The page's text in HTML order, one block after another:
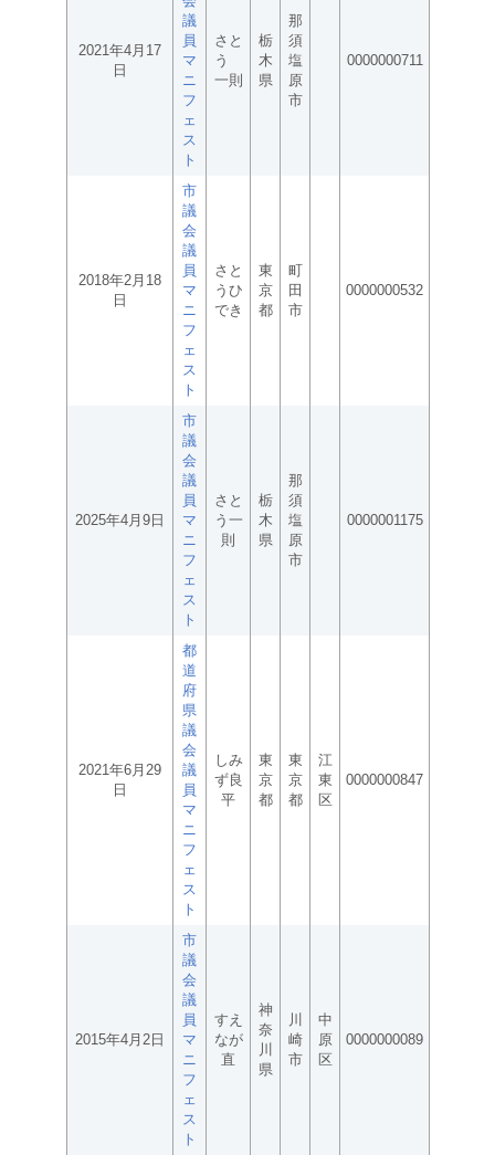
2021年4月17
日
議
員
マ
ニ
フ
ェ
ス
ト
さと
う
一則
栃
木
県
那
須
塩
原
市
0000000711
2018年2月18
日
市
議
会
議
員
マ
ニ
フ
ェ
ス
ト
さと
うひ
でき
東
京
都
町
田
市
0000000532
2025年4月9日
市
議
会
議
員
マ
ニ
フ
ェ
ス
ト
さと
う一
則
栃
木
県
那
須
塩
原
市
0000001175
2021年6月29
日
都
道
府
県
議
会
議
員
マ
ニ
フ
ェ
ス
ト
しみ
ず良
平
東
京
都
東
京
都
江
東
区
0000000847
2015年4月2日
市
議
会
議
員
マ
ニ
フ
ェ
ス
ト
すえ
なが
直
神
奈
川
県
川
崎
市
中
原
区
0000000089